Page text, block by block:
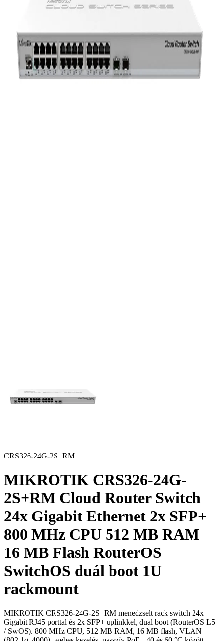
CRS326-24G-2S+RM
MIKROTIK CRS326-24G-
2S+RM Cloud Router Switch
24x Gigabit Ethernet 2x SFP+
800 MHz CPU 512 MB RAM
16 MB Flash RouterOS
SwitchOS duál boot 1U
rackmount
MIKROTIK CRS326-24G-2S+RM menedzselt rack switch 24x
Gigabit RJ45 porttal és 2x SFP+ uplinkkel, dual boot (RouterOS L5
/ SwOS). 800 MHz CPU, 512 MB RAM, 16 MB flash, VLAN